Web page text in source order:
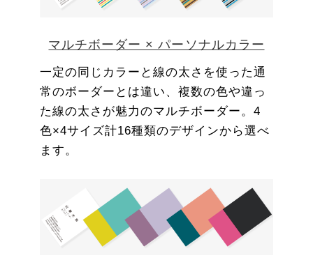
マルチボーダー × パーソナルカラー
一定の同じカラーと線の太さを使った通
常のボーダーとは違い、複数の色や違っ
た線の太さが魅力のマルチボーダー。4
色×4サイズ計16種類のデザインから選べ
ます。